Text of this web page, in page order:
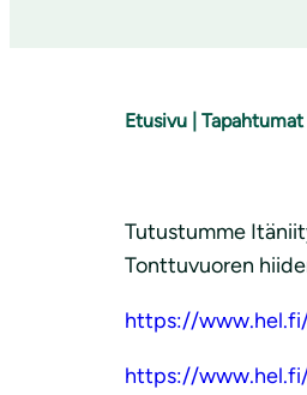
Etusivu Tapahtumat|
Tutustumme
Tonttuvuoren
https://
https://